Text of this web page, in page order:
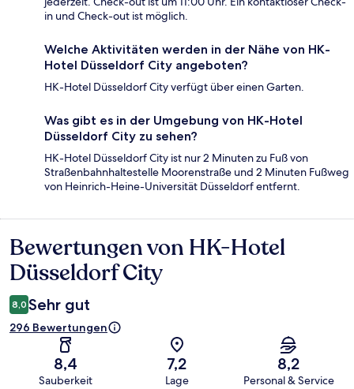
in und Check-out ist möglich.
Welche Aktivitäten werden in der Nähe von HK-
Hotel Düsseldorf City angeboten?
HK-Hotel Düsseldorf City verfügt über einen Garten.
Was gibt es in der Umgebung von HK-Hotel
Düsseldorf City zu sehen?
HK-Hotel Düsseldorf City ist nur 2 Minuten zu Fuß von
Straßenbahnhaltestelle Moorenstraße und 2 Minuten Fußweg
von Heinrich-Heine-Universität Düsseldorf entfernt.
Bewertungen
Bewertungen von HK-Hotel
Düsseldorf City
8,0 Sehr gut
296 Bewertungen
8,4
Sauberkeit
7,2
Lage
8,2
Personal & Service